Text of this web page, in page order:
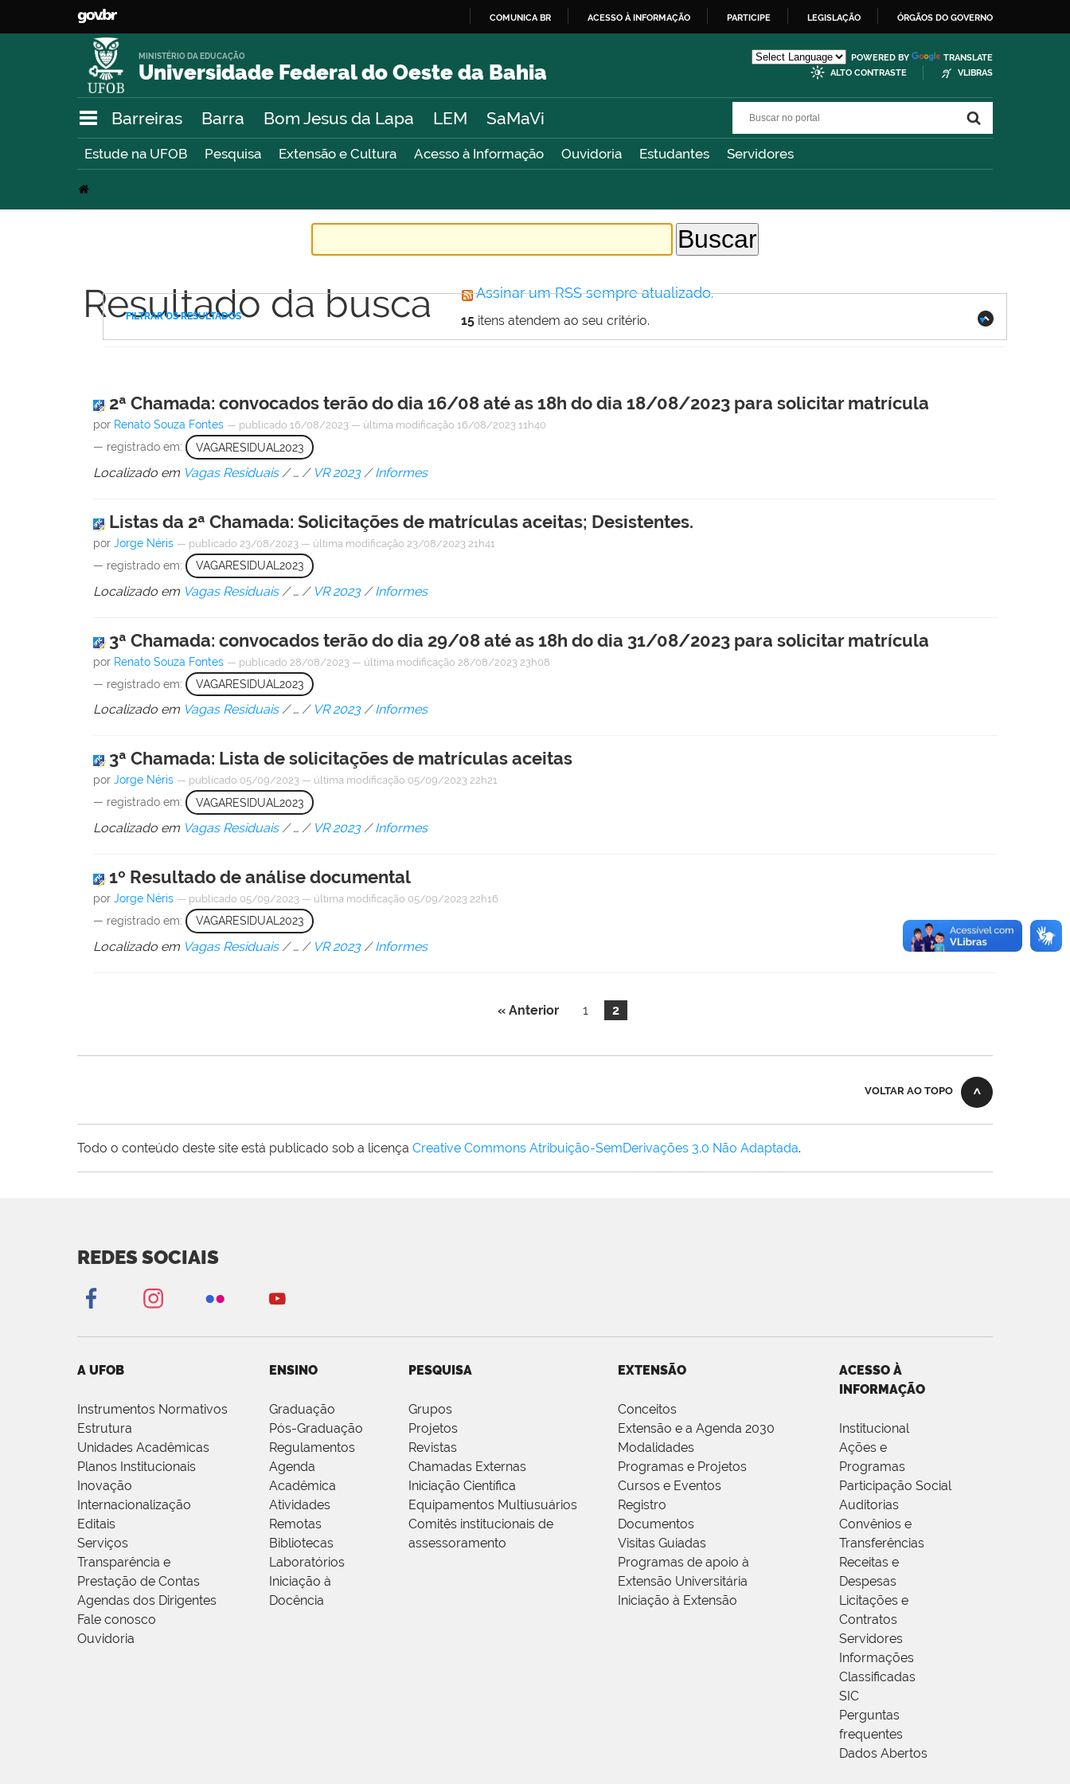
O
COMUNICA BR ACESSO À INFORMAÇÃO PARTICIPE LEGISLAÇÃO ÓRGÃOS DO GOVERNO
Universidade Federal do Oeste da Bahia
MINISTÉRIO DA EDUCAÇÃO POWERED BY
TRANSLATE
ALTO CONTRASTE
VLIBRAS
Barreiras Barra Bom Jesus da Lapa LEM SaMaVi
Estude na UFOB Pesquisa Extensão e Cultura Acesso à Informação Ouvidoria Estudantes Servidores
Resultado da busca Assinar um RSS sempre atualizado.
15itens atendem ao seu critério.
FILTRAR OS RESULTADOS
2ª Chamada: convocados terão do dia 16/08 até as 18h do dia 18/08/2023 para solicitar matrícula
por Renato Souza Fontes — publicado 16/08/2023 — última modificação 16/08/2023 11h40
— registrado em: VAGARESIDUAL2023
Localizado em Vagas Residuais /…/ VR 2023 /Informes
Listas da 2ª Chamada: Solicitações de matrículas aceitas; Desistentes.
porJorge Néris — publicado 23/08/2023 — última modificação 23/08/2023 21h41
— registrado em: VAGARESIDUAL2023
Localizado em Vagas Residuais /… / VR 2023 /Informes
3ª Chamada: convocados terão do dia 29/08 até as 18h do dia 31/08/2023 para solicitar matrícula
por Renato Souza Fontes — publicado 28/08/2023 — última modificação 28/08/2023 23h08
— registrado em: VAGARESIDUAL2023
Localizado em Vagas Residuais /…/ VR 2023 /Informes
3ª Chamada: Lista de solicitações de matrículas aceitas
porJorge Néris — publicado 05/09/2023 — última modificação 05/09/2023 22h21
— registrado em: VAGARESIDUAL2023
Localizado em Vagas Residuais /…/ VR 2023 /Informes
1º Resultado de análise documental
porJorge Néris — publicado 05/09/2023 — última modificação 05/09/2023 22h16
— registrado em: VAGARESIDUAL2023
Localizado em Vagas Residuais /… / VR 2023 /Informes
« Anterior 1 2
VOLTAR AO TOPO
Todo o conteúdo deste site está publicado sob a licença Creative Commons Atribuição-SemDerivações 3.0 Não Adaptada.
REDES SOCIAIS
A UFOB
Instrumentos Normativos
Estrutura
Unidades Acadêmicas
Planos Institucionais
Inovação
Internacionalização
Editais
Serviços
Transparência e
Prestação de Contas
Agendas dos Dirigentes
Fale conosco
Ouvidoria
ENSINO
Graduação
Pós-Graduação
Regulamentos
Agenda
Acadêmica
Atividades
Remotas
Bibliotecas
Laboratórios
Iniciação à
Docência
PESQUISA
Grupos
Projetos
Revistas
Chamadas Externas
Iniciação Científica
Equipamentos Multiusuários
Comitês institucionais de
assessoramento
EXTENSÃO
Conceitos
Extensão e a Agenda 2030
Modalidades
Programas e Projetos
Cursos e Eventos
Registro
Documentos
Visitas Guiadas
Programas de apoio à
Extensão Universitária
Iniciação à Extensão
ACESSO À
INFORMAÇÃO
Institucional
Ações e
Programas
Participação Social
Auditorias
Convênios e
Transferências
Receitas e
Despesas
Licitações e
Contratos
Servidores
Informações
Classificadas
SIC
Perguntas
frequentes
Dados Abertos